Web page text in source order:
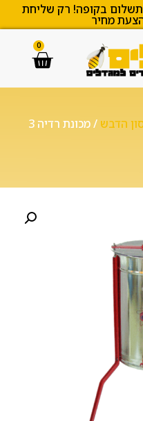
תשלום בקופה! רק שליחת
מחיר
0
הדבש
/ מכונת רדיה 3